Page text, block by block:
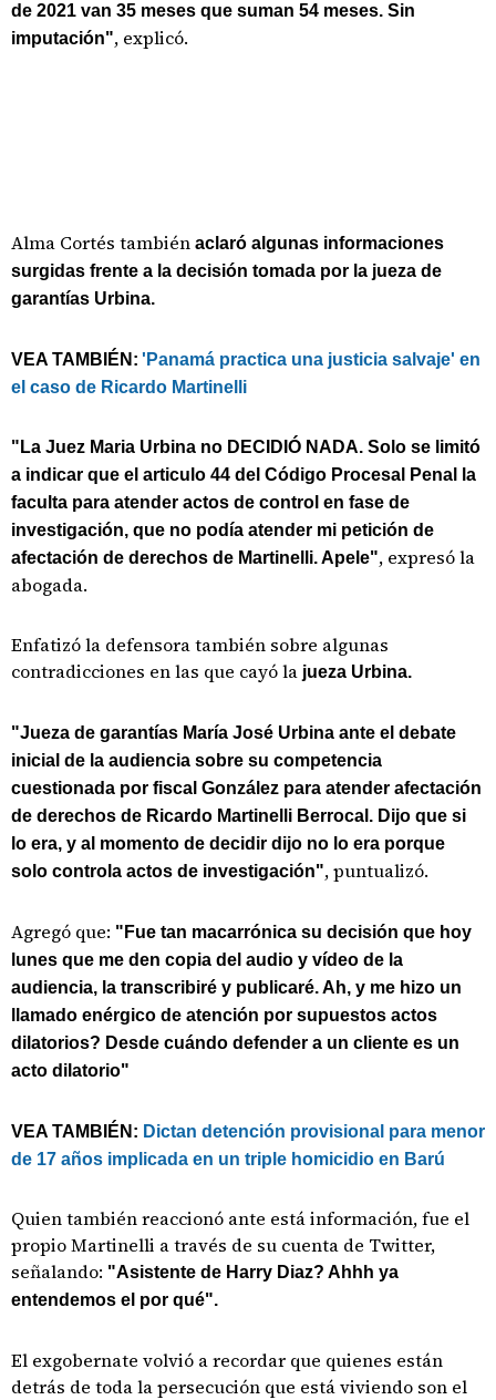
de 2021 van 35 meses que suman 54 meses. Sin
imputación", explicó.
Alma Cortés también aclaró algunas informaciones
surgidas frente a la decisión tomada por la jueza de
garantías Urbina.
VEA TAMBIÉN: 'Panamá practica una justicia salvaje' en
el caso de Ricardo Martinelli
"La Juez Maria Urbina no DECIDIÓ NADA. Solo se limitó
a indicar que el articulo 44 del Código Procesal Penal la
faculta para atender actos de control en fase de
investigación, que no podía atender mi petición de
afectación de derechos de Martinelli. Apele", expresó la
abogada.
Enfatizó la defensora también sobre algunas
contradicciones en las que cayó la jueza Urbina.
"Jueza de garantías María José Urbina ante el debate
inicial de la audiencia sobre su competencia
cuestionada por fiscal González para atender afectación
de derechos de Ricardo Martinelli Berrocal. Dijo que si
lo era, y al momento de decidir dijo no lo era porque
solo controla actos de investigación", puntualizó.
Agregó que: "Fue tan macarrónica su decisión que hoy
lunes que me den copia del audio y vídeo de la
audiencia, la transcribiré y publicaré. Ah, y me hizo un
llamado enérgico de atención por supuestos actos
dilatorios? Desde cuándo defender a un cliente es un
acto dilatorio"
VEA TAMBIÉN: Dictan detención provisional para menor
de 17 años implicada en un triple homicidio en Barú
Quien también reaccionó ante está información, fue el
propio Martinelli a través de su cuenta de Twitter,
señalando: "Asistente de Harry Diaz? Ahhh ya
entendemos el por qué".
El exgobernate volvió a recordar que quienes están
detrás de toda la persecución que está viviendo son el